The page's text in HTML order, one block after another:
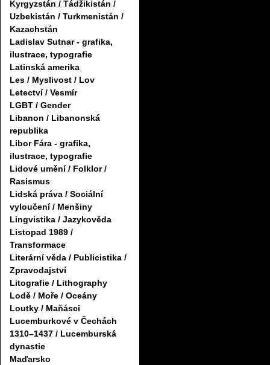
Kyrgyzstán / Tádžikistán /
Uzbekistán / Turkmenistán /
Kazachstán
Ladislav Sutnar - grafika,
ilustrace, typografie
Latinská amerika
Les / Myslivost / Lov
Letectví / Vesmír
LGBT / Gender
Libanon / Libanonská
republika
Libor Fára - grafika,
ilustrace, typografie
Lidové umění / Folklor /
Rasismus
Lidská práva / Sociální
vyloučení / Menšiny
Lingvistika / Jazykověda
Listopad 1989 /
Transformace
Literární věda / Publicistika /
Zpravodajství
Litografie / Lithography
Lodě / Moře / Oceány
Loutky / Maňásci
Lucemburkové v Čechách
1310–1437 / Lucemburská
dynastie
Maďarsko